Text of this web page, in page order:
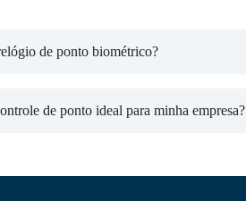
de ponto biométrico?
de ponto ideal para minha empresa?